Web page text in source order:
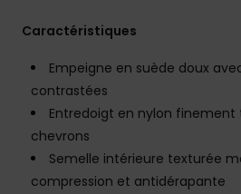
Caractéristiques
Empeigne en suède doux
contrastées
Entredoigt en nylon
chevrons
Semelle intérieure texturée
compression et antidérapante